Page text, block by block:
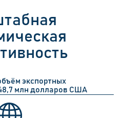
экспортных
млн долларов США